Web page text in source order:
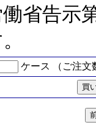
省告示
ケース （ご注文